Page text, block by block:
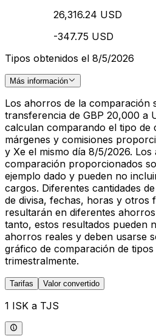
26,316.24 USD
-347.75 USD
Tipos obtenidos el 8/5/2026
Más información
Los ahorros de la comparación
transferencia de GBP 20,000 a
calculan comparando el tipo de
márgenes y comisiones
y Xe el mismo día 8/5/2026.
comparación proporcionados
ejemplo dado y pueden no
cargos. Diferentes cantidades
de divisa, fechas, horas y otros
resultarán en diferentes
tanto, estos resultados pueden
ahorros reales y deben usarse
gráfico de comparación de tipos
trimestralmente.
Tarifas Valor convertido
1 ISK a TJS